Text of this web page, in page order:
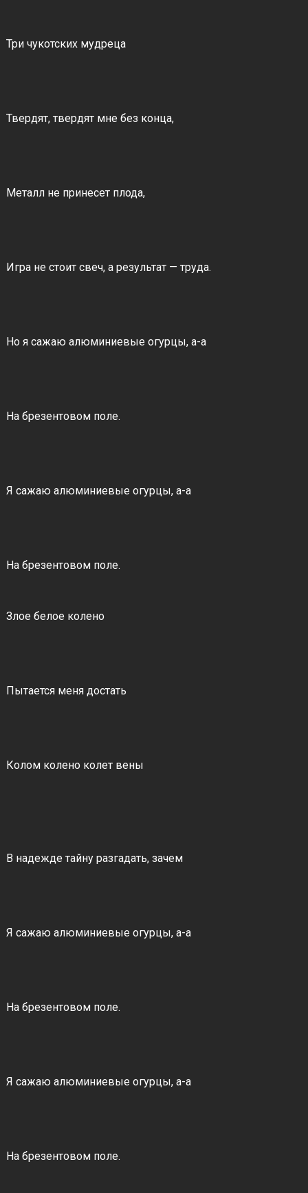
Три чукотских мудреца
Твердят, твердят мне без конца,
Металл не принесет плода,
Игра не стоит свеч, а результат — труда.
Но я сажаю алюминиевые огурцы, а-а
На брезентовом поле.
Я сажаю алюминиевые огурцы, а-а
На брезентовом поле.
Злое белое колено
Пытается меня достать
Колом колено колет вены
В надежде тайну разгадать, зачем
Я сажаю алюминиевые огурцы, а-а
На брезентовом поле.
Я сажаю алюминиевые огурцы, а-а
На брезентовом поле.